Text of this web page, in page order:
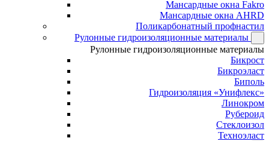
Мансардные окна Fakro
Мансардные окна AHRD
Поликарбонатный профнастил
Рулонные гидроизоляционные материалы
Рулонные гидроизоляционные материалы
Бикрост
Бикроэласт
Биполь
Гидроизоляция «Унифлекс»
Линокром
Рубероид
Стеклоизол
Техноэласт